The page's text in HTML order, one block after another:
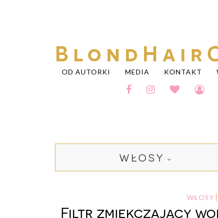
OD AUTORKI MEDIA KONTAKT
WŁOSY
WŁOSY
Filtr zmiękczający